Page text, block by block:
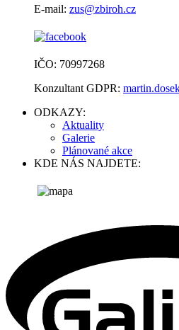
E-mail: zus@zbiroh.cz
IČO: 70997268
Konzultant GDPR:
ODKAZY:
Aktuality
Galerie
Plánované akce
KDE NÁS NAJDETE: